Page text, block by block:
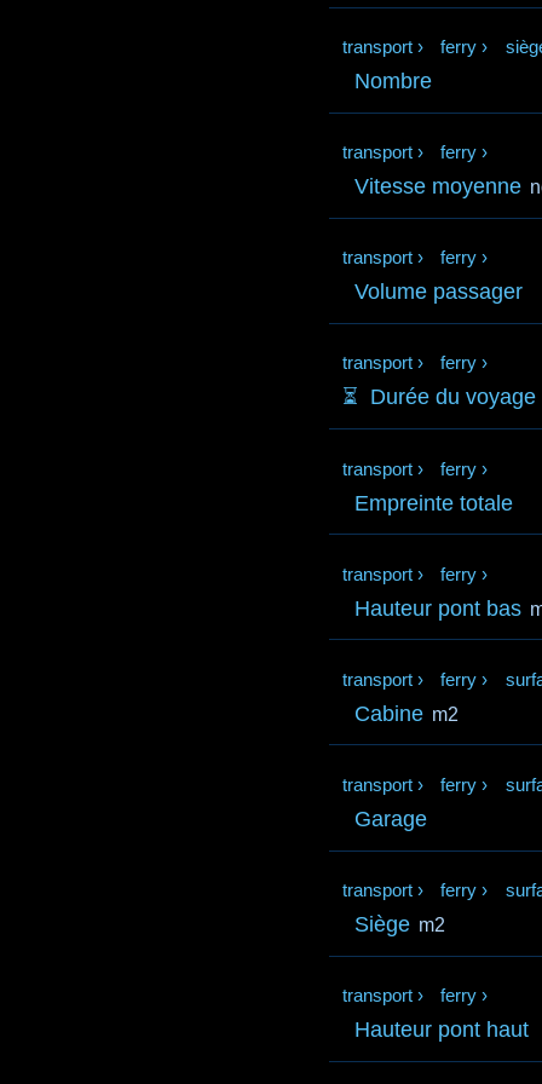
transport › ferry ›
Nombre
transport › ferry ›
Vitesse moyenne
transport › ferry ›
Volume passager
transport › ferry ›
⏳️ Durée du voyage
transport › ferry ›
Empreinte totale
transport › ferry ›
Hauteur pont bas
transport › ferry ›
Cabine m2
transport › ferry ›
Garage
transport › ferry ›
Siège m2
transport › ferry ›
Hauteur pont haut